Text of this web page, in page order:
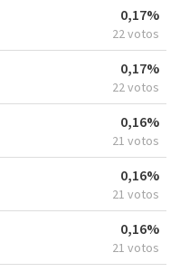
0,17%
22 votos
0,17%
22 votos
0,16%
21 votos
0,16%
21 votos
0,16%
21 votos